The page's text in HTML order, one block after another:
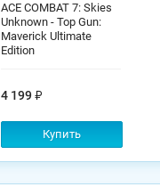
ACE COMBAT 7: Skies
Unknown - Top Gun:
Maverick Ultimate
Edition
4 199
Купить